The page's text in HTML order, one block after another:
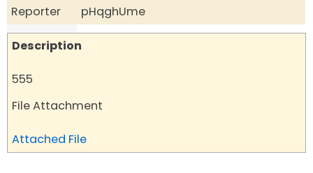
Reporter
pHqghUme
Description
555
File Attachment
Attached File